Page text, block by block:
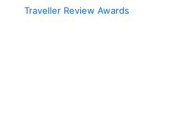
Traveller Review Awards